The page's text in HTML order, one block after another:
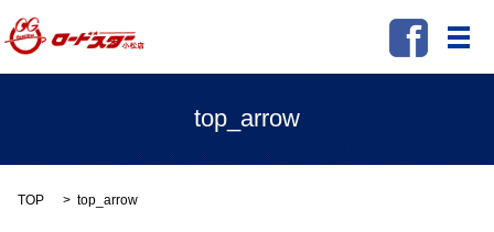
メ
top_arrow
TOP top_arrow